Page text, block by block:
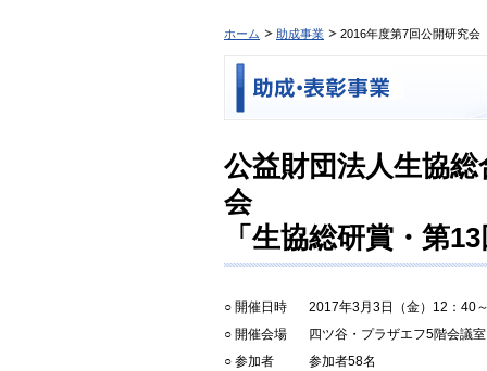
ホーム 助成事業 2016年度第7回公開研究会
公益財団法人生協
会
「生協総研賞・第
○ 開催日時
2017年3月3日（金）12：40
○ 開催会場
四ツ谷・プラザエフ5階会議室
○ 参加者
参加者58名